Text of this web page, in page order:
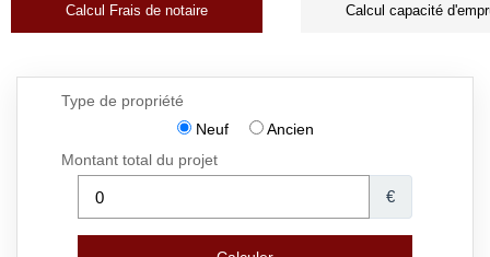
Calcul Frais de notaire Calcul capacité